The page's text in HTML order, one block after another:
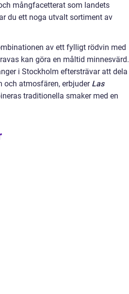
mångfacetterat som landets
du ett noga utvalt sortiment av
av ett fylligt rödvin med
kan göra en måltid minnesvärd.
i Stockholm eftersträvar att dela
och atmosfären, erbjuder Las
traditionella smaker med en